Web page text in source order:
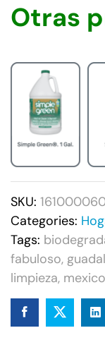
Otras
SKU:
Categories:
Tags:
fabuloso,
limpieza, mexico